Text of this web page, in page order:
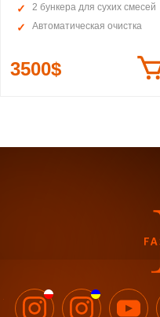
2 бункера для сухих смесей
Автоматическая очистка
3500$